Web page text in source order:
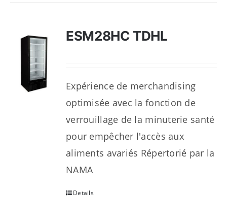
ESM28HC TDHL
Expérience de merchandising
optimisée avec la fonction de
verrouillage de la minuterie santé
pour empêcher l'accès aux
aliments avariés Répertorié par la
NAMA
Details